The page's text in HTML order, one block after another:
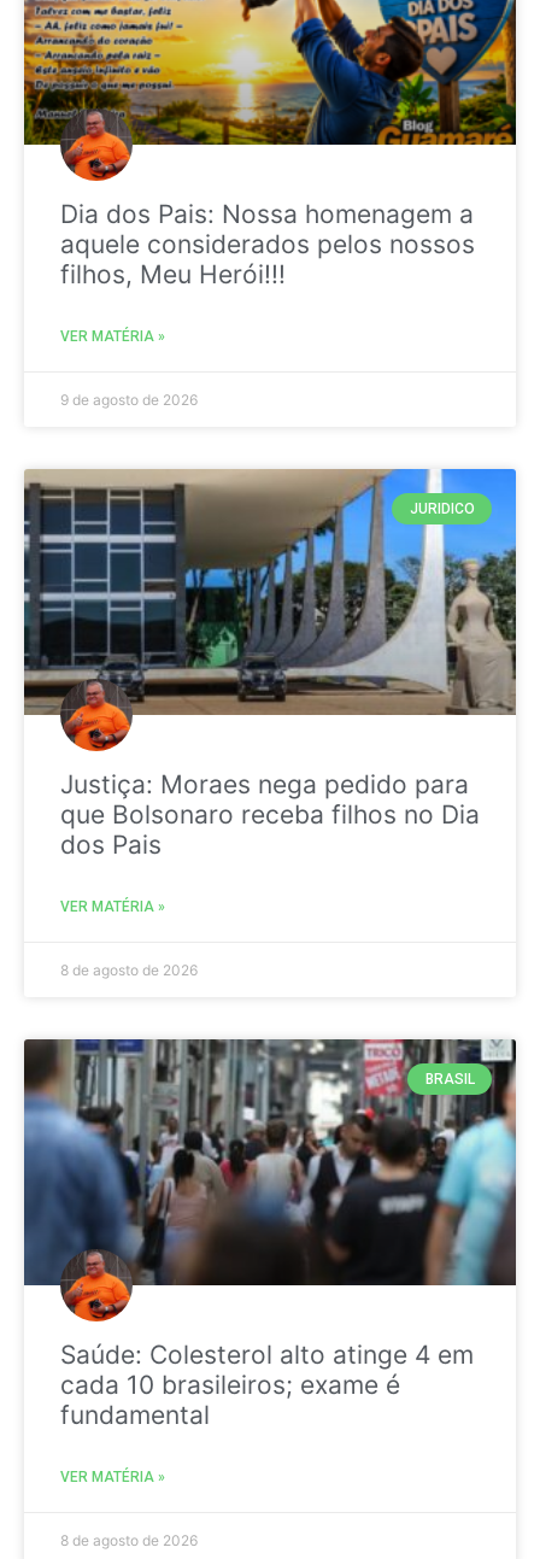
Dia dos Pais: Nossa homenagem a
aquele considerados pelos nossos
filhos, Meu Herói!!!
VER MATÉRIA »
9 de agosto de 2026
JURIDICO
Justiça: Moraes nega pedido para
que Bolsonaro receba filhos no Dia
dos Pais
VER MATÉRIA »
8 de agosto de 2026
BRASIL
Saúde: Colesterol alto atinge 4 em
cada 10 brasileiros; exame é
fundamental
VER MATÉRIA »
8 de agosto de 2026